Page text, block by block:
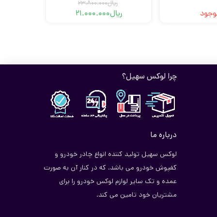
ریال23.800.000
ریال21.000.000
چرا لوکس سهیل؟
درباره ما
لوکس سهیل تولید کننده انواع چادر خودرو و
کفپوش خودرو می باشد. که در کنار آن به صورت
عمده و تک سایر لوازم لوکس خودرو را برای
مشتریان خود تامین می کند.